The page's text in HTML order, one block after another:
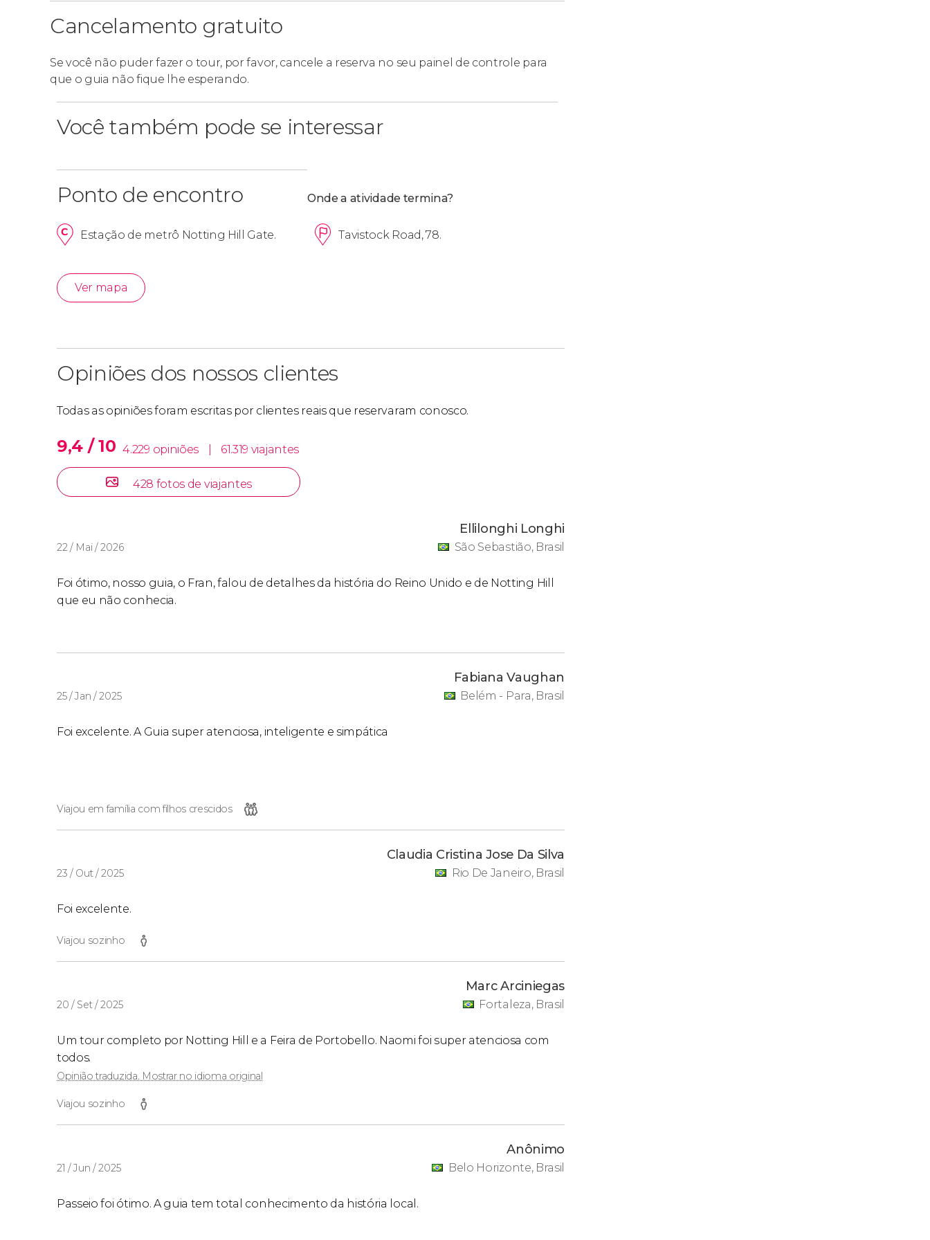
Cancelamento gratuito
Se você não puder fazer o tour, por favor, cancele a reserva no seu painel de controle para
que o guia não fique lhe esperando.
Você também pode se interessar
Ponto de encontro Onde a atividade termina?
Estação de metrô Notting Hill Gate. Tavistock Road, 78.
Ver mapa
Opiniões dos nossos clientes
Todas as opiniões foram escritas por clientes reais que reservaram conosco.
9,4 / 10 4.229 opiniões 61.319 viajantes
428 fotos de viajantes
22 / Mai / 2026
Ellilonghi Longhi
São Sebastião, Brasil
Foi ótimo, nosso guia, o Fran, falou de detalhes da história do Reino Unido e de Notting Hill
que eu não conhecia.
25 / Jan / 2025
Fabiana Vaughan
Belém - Para, Brasil
Foi excelente. A Guia super atenciosa, inteligente e simpática
Viajou em família com filhos crescidos
23 / Out / 2025
Claudia Cristina Jose Da Silva
Rio De Janeiro, Brasil
Foi excelente.
Viajou sozinho
20 / Set / 2025
Marc Arciniegas
Fortaleza, Brasil
Um tour completo por Notting Hill e a Feira de Portobello. Naomi foi super atenciosa com
todos.
Opinião traduzida. Mostrar no idioma original
Viajou sozinho
21 / Jun / 2025
Anônimo
Belo Horizonte, Brasil
Passeio foi ótimo. A guia tem total conhecimento da história local.